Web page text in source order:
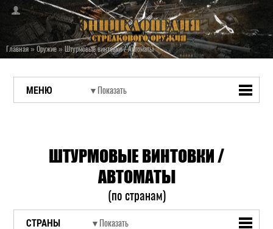
Главная»Оружие» Штурмовые винтовки / Автоматы
МЕНЮ
ШТУРМОВЫЕ ВИНТОВКИ /
АВТОМАТЫ
(по странам)
СТРАНЫ